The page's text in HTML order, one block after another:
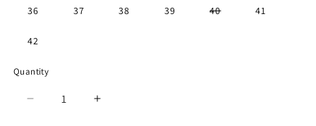
36 37 38 39 40Variant 41
42
Quantity
Decrease
Increase